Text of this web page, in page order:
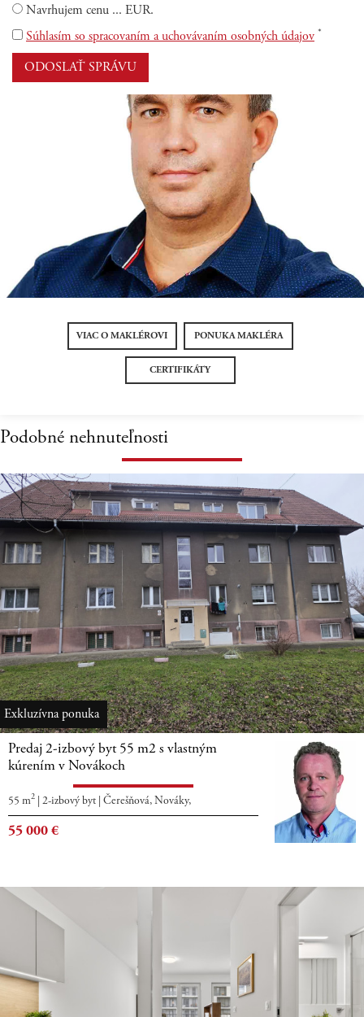
Navrhujem cenu ... EUR.
Súhlasím so spracovaním a uchovávaním osobných údajov *
VIAC O MAKLÉROVI PONUKA MAKLÉRA
CERTIFIKÁTY
Podobné nehnuteľnosti
prehliadka
Exkluzívna ponuka
Predaj 2-izbový byt 55 m2 s vlastným
kúrením v Novákoch
55 m2 2-izbový byt Čerešňová, Nováky,
55 000 €